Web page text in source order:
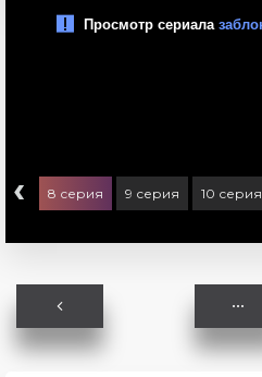
‹ 8 серия 9 серия 10 серия